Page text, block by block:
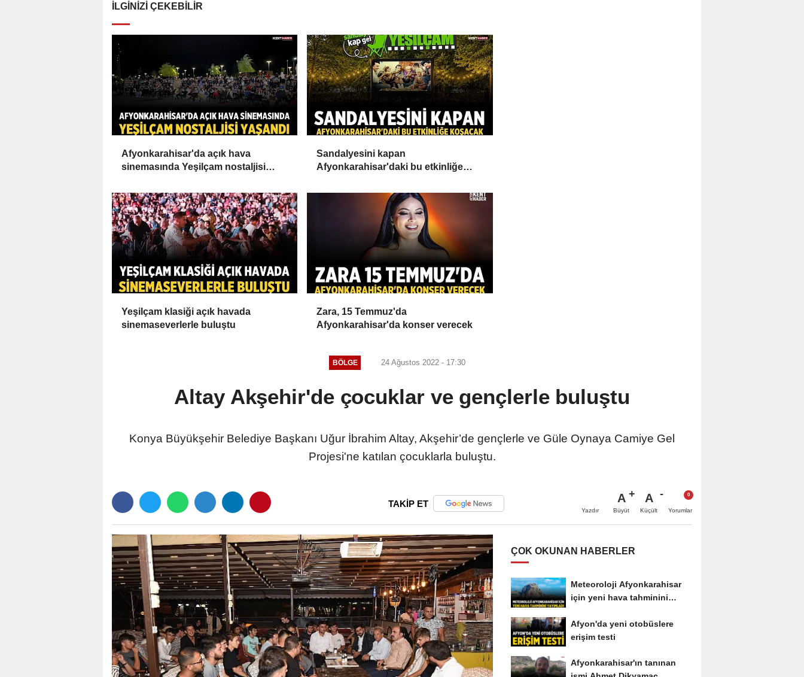
İLGINIZI ÇEKEBILIR
Afyonkarahisar'da açık hava
sinemasında Yeşilçam nostaljisi
Sandalyesini kapan
Afyonkarahisar'daki bu etkinliğe
Yeşilçam klasiği açık havada
sinemaseverlerle buluştu
Zara, 15 Temmuz'da
Afyonkarahisar'da konser verecek
BÖLGE 24 Ağustos 2022 - 17:30
Altay Akşehir'de çocuklar ve gençlerle buluştu
Konya Büyükşehir Belediye Başkanı Uğur İbrahim Altay, Akşehir’de gençlerle ve Güle Oynaya Camiye Gel
Projesi'ne katılan çocuklarla buluştu.
TAKİP ET
Yazdır
A
Büyüt
A
Küçült Yorumlar
ÇOK OKUNAN HABERLER
Meteoroloji Afyonkarahisar
için yeni hava tahminini
Afyon'da yeni otobüslere
erişim testi
Afyonkarahisar'ın tanınan